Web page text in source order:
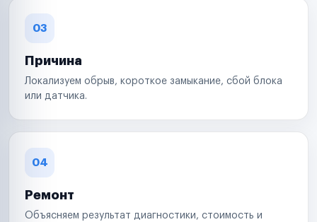
03
Причина
Локализуем обрыв, короткое замыкание, сбой блока
или датчика.
04
Ремонт
Объясняем результат диагностики, стоимость и